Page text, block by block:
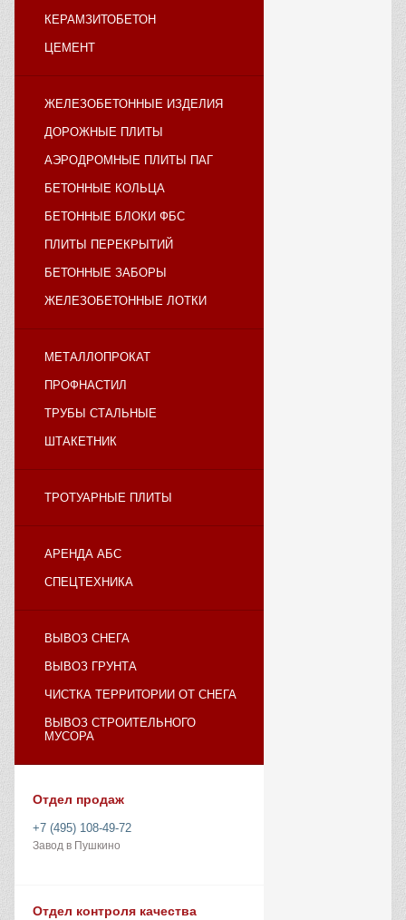
КЕРАМЗИТОБЕТОН
ЦЕМЕНТ
ЖЕЛЕЗОБЕТОННЫЕ ИЗДЕЛИЯ
ДОРОЖНЫЕ ПЛИТЫ
АЭРОДРОМНЫЕ ПЛИТЫ ПАГ
БЕТОННЫЕ КОЛЬЦА
БЕТОННЫЕ БЛОКИ ФБС
ПЛИТЫ ПЕРЕКРЫТИЙ
БЕТОННЫЕ ЗАБОРЫ
ЖЕЛЕЗОБЕТОННЫЕ ЛОТКИ
МЕТАЛЛОПРОКАТ
ПРОФНАСТИЛ
ТРУБЫ СТАЛЬНЫЕ
ШТАКЕТНИК
ТРОТУАРНЫЕ ПЛИТЫ
АРЕНДА АБС
СПЕЦТЕХНИКА
ВЫВОЗ СНЕГА
ВЫВОЗ ГРУНТА
ЧИСТКА ТЕРРИТОРИИ ОТ СНЕГА
ВЫВОЗ СТРОИТЕЛЬНОГО
МУСОРА
Отдел продаж
+7 (495) 108-49-72
Завод в Пушкино
Отдел контроля качества